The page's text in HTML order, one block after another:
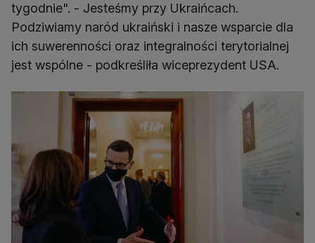
tygodnie". - Jesteśmy przy Ukraińcach.
Podziwiamy naród ukraiński i nasze wsparcie dla
ich suwerenności oraz integralności terytorialnej
jest wspólne - podkreśliła wiceprezydent USA.